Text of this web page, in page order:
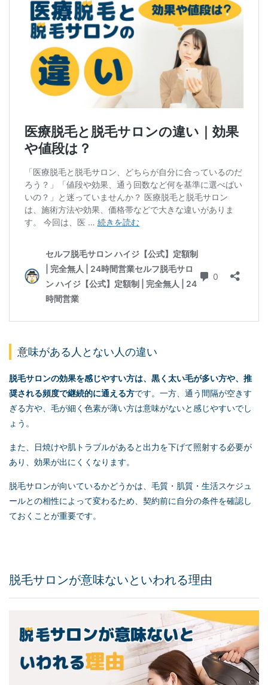
意味がある人とない人の違い
脱毛サロンの効果を感じやすい方は、黒く太い毛が多い方や、推
奨される頻度で継続的に通える方です。一方、通う間隔が空きす
ぎる方や、毛が細く色素が薄い方は意味がないと感じやすいでし
ょう。
また、日焼けや肌トラブルがあると出力を下げて照射する必要が
あり、効果が出にくくなります。
脱毛サロンが向いているかどうかは、毛質・肌質・生活スケジュ
ールとの相性によって変わるため、契約前に自分の条件を確認し
ておくことが重要です。
脱毛サロンが意味ないといわれる理由